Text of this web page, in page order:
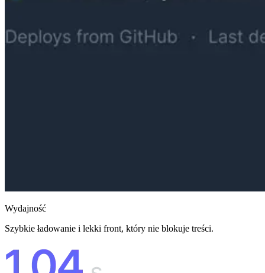
Wydajność
Szybkie ładowanie i lekki front, który nie blokuje treści.